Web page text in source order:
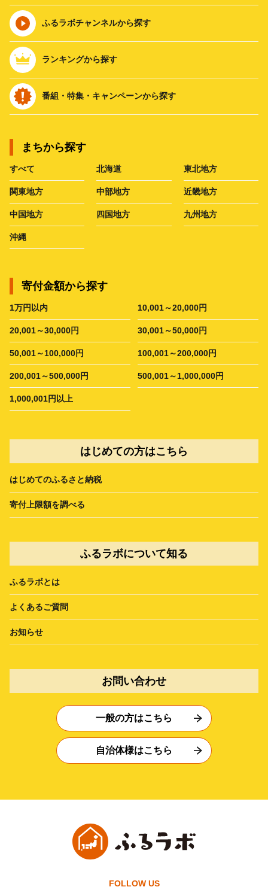
ふるラボチャンネルから探す
ランキングから探す
番組・特集・キャンペーンから探す
まちから探す
すべて 北海道 東北地方
関東地方 中部地方 近畿地方
中国地方 四国地方 九州地方
沖縄
寄付金額から探す
1万円以内 10,001～20,000円
20,001～30,000円 30,001～50,000円
50,001～100,000円 100,001～200,000円
200,001～500,000円 500,001～1,000,000円
1,000,001円以上
はじめての方はこちら
はじめてのふるさと納税
寄付上限額を調べる
ふるラボについて知る
ふるラボとは
よくあるご質問
お知らせ
お問い合わせ
一般の方はこちら
自治体様はこちら
FOLLOW US